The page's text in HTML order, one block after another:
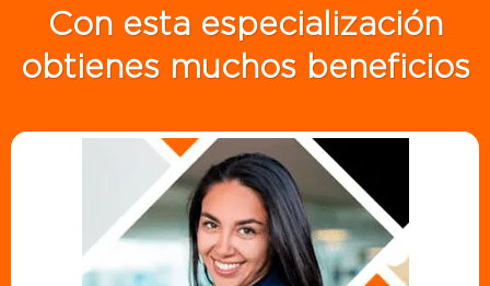
Con esta especialización
obtienes muchos beneficios